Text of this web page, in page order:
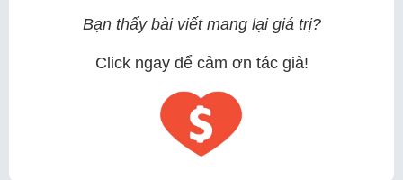
Bạn thấy bài viết mang lại giá trị?
Click ngay để cảm ơn tác giả!